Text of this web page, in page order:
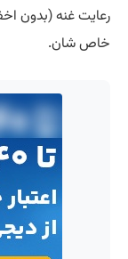
رعایت غنه (بدون
خاص شان.